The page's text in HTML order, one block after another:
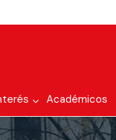
Académicos